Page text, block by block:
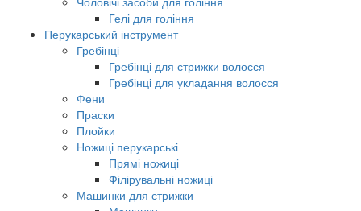
Гелі для гоління
Перукарський інструмент
Гребінці
Гребінці для стрижки волосся
Гребінці для укладання волосся
Фени
Праски
Плойки
Ножиці перукарські
Прямі ножиці
Філірувальні ножиці
Машинки для стрижки